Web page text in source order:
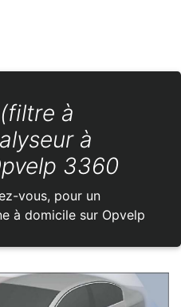
à
à
3360
vous, pour un
à domicile sur Opvelp